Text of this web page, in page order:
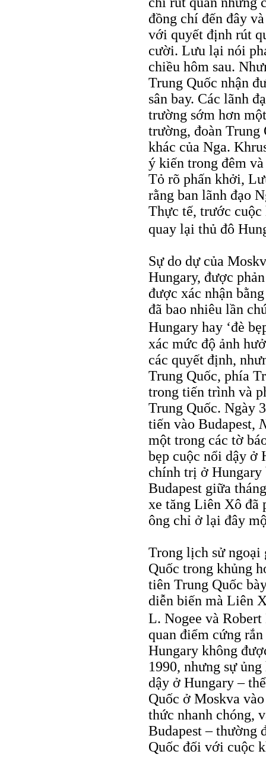
đồng chí đến đây
với quyết định rút
cười. Lưu lại nói
chiều hôm sau.
Trung Quốc nhận
sân bay. Các lãnh
trường sớm hơn
trường, đoàn Trung
khác của Nga.
ý kiến trong đêm
Tỏ rõ phấn khởi,
rằng ban lãnh đạo
Thực tế, trước cuộc
quay lại thủ đô
Sự do dự của
Hungary, được
được xác nhận
đã bao nhiêu lần
Hungary hay ‘đè
xác mức độ ảnh
các quyết định,
Trung Quốc, phía
trong tiến trình và
Trung Quốc. Ngày
tiến vào Budapest,
một trong các tờ
bẹp cuộc nổi dậy ở
chính trị ở
Budapest giữa
xe tăng Liên Xô đã
ông chỉ ở lại đây
Trong lịch sử ngoại
Quốc trong khủng
tiên Trung Quốc
diễn biến mà Liên
L. Nogee và
quan điểm cứng
Hungary không
1990, nhưng sự
dậy ở Hungary –
Quốc ở Moskva
thức nhanh chóng,
Budapest – thường
Quốc đối với cuộc